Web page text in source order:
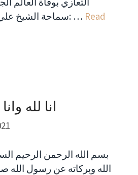
سماحة الشيخ علي سبيتي . الزمان: … Read
انا لله
بسم الله الرحمن الرحيم
الله وبركاته عن رسول الله